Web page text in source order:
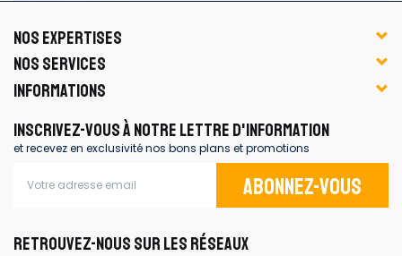
NOS EXPERTISES
NOS SERVICES
INFORMATIONS
INSCRIVEZ-VOUS À NOTRE LETTRE D'INFORMATION
et recevez en exclusivité nos bons plans et promotions
Abonnez-vous
RETROUVEZ-NOUS SUR LES RÉSEAUX